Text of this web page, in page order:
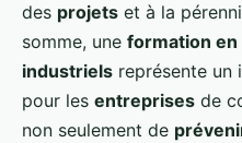
des projets et à la
somme, une formation
industriels représente un
pour les entreprises de
non seulement de